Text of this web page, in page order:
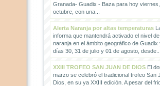
Granada- Guadix - Baza para hoy
octubre, con una...
Alerta Naranja por altas temperaturas
informa que mantendrá activado el nivel
naranja en el ámbito geográfico de Guadix
días 30, 31 de julio y 01 de agosto, desde...
XXIII TROFEO SAN JUAN DE DIOSEl
marzo se celebró el tradicional trofeo San
Dios, en su ya XXIII edición. A pesar del